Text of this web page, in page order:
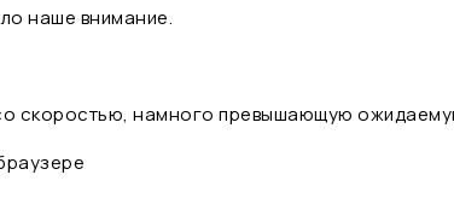
наше внимание.
скоростью, намного превышающую